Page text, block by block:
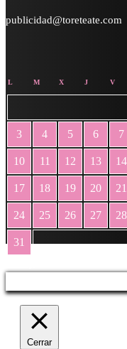
publicidad@toreteate.com
L M X J V
3 4 5 6 7
10 11 12 13 14
17 18 19 20 21
24 25 26 27 28
31
Cerrar